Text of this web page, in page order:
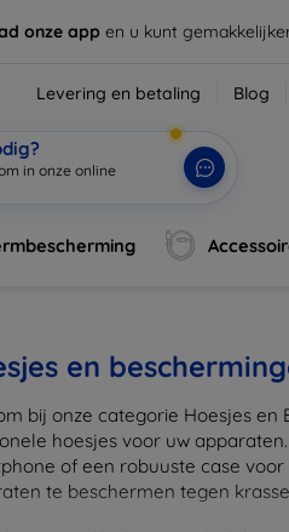
onze app en u kunt
Levering en betaling Blog
in onze onlin|
en
bij onze categorie Hoesjes
hoesjes voor uw
of een robuuste case
te beschermen tegen